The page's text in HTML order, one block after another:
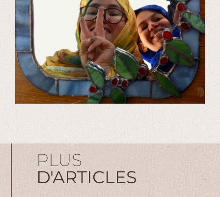
PLUS
D'ARTICLES